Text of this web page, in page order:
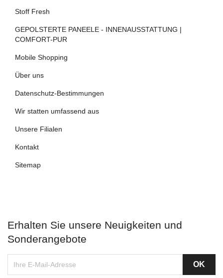
Stoff Fresh
GEPOLSTERTE PANEELE - INNENAUSSTATTUNG |
COMFORT-PUR
Mobile Shopping
Über uns
Datenschutz-Bestimmungen
Wir statten umfassend aus
Unsere Filialen
Kontakt
Sitemap
Erhalten Sie unsere Neuigkeiten und
Sonderangebote